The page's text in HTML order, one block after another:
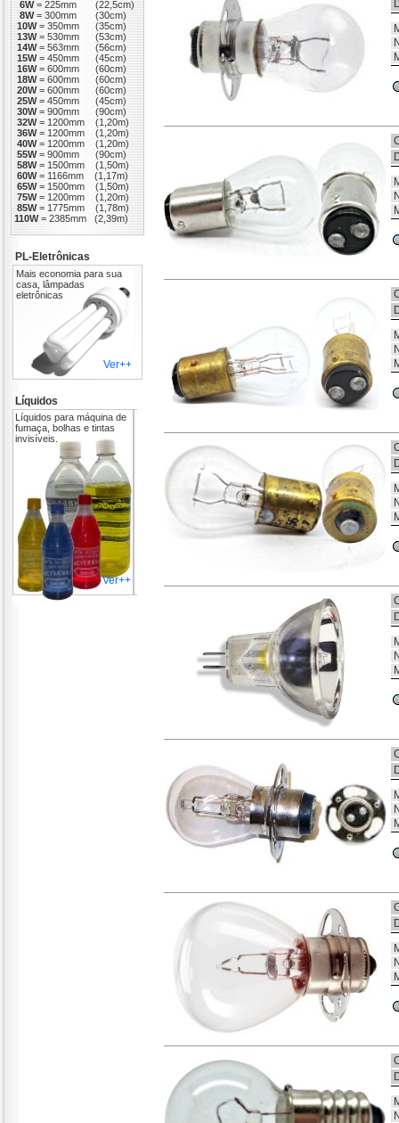
6W= 225mm (22,5cm)
8W= 300mm (30cm)
10W= 350mm (35cm)
13W= 530mm (53cm)
14W= 563mm (56cm)
15W= 450mm (45cm)
16W= 600mm (60cm)
18W= 600mm (60cm)
20W= 600mm (60cm)
25W= 450mm (45cm)
30W= 900mm (90cm)
32W= 1200mm (1,20m)
36W= 1200mm (1,20m)
40W= 1200mm (1,20m)
55W= 900mm (90cm)
58W= 1500mm (1,50m)
60W= 1166mm (1,17m)
65W= 1500mm (1,50m)
75W= 1200mm (1,20m)
85W= 1775mm (1,78m)
110W= 2385mm (2,39m)
PL-Eletrônicas
Mais economia para sua
casa, lâmpadas
eletrônicas
Ver++
Líquidos
Líquidos para máquina de
fumaça, bolhas e tintas
invisíveis.
Ver++